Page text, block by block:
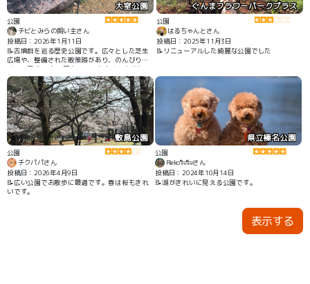
大室公園
公園
チビとみらの飼い主さん
投稿日：2026年1月11日
📝古墳群を巡る歴史公園です。広々とした芝生
広場や、整備された散策路があり、のんびり歩
くのに最適です。 園内はとても広く、多様なル
ートがあるので、人慣れ・犬慣れの練習にもな
ります。池や豊かな自然もあり、四季折々の景
色を楽しめます。
ぐんまフラワーパークプラス
公園
はるちゃんとさん
投稿日：2025年11月3日
📝リニューアルした綺麗な公園でした
敷島公園
公園
チクパパさん
投稿日：2026年4月9日
📝広い公園でお散歩に最適です。春は桜もきれ
いです。
県立榛名公園
公園
Rieko🐑🐑さん
投稿日：2024年10月14日
📝湖がきれいに見える公園です。
表示する